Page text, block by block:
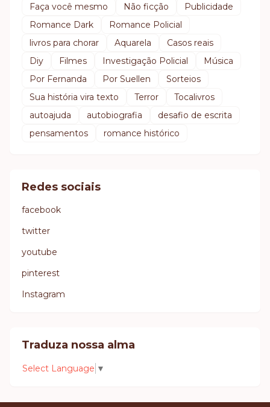
Faça você mesmo
Não ficção
Publicidade
Romance Dark
Romance Policial
livros para chorar
Aquarela
Casos reais
Diy
Filmes Investigação Policial
Música
Por Fernanda
Por Suellen
Sorteios
Sua história vira texto
Terror
Tocalivros
autoajuda
autobiografia
desafio de escrita
pensamentos
romance histórico
Redes sociais
facebook
twitter
youtube
pinterest
Instagram
Traduza nossa alma
Select Language ▼